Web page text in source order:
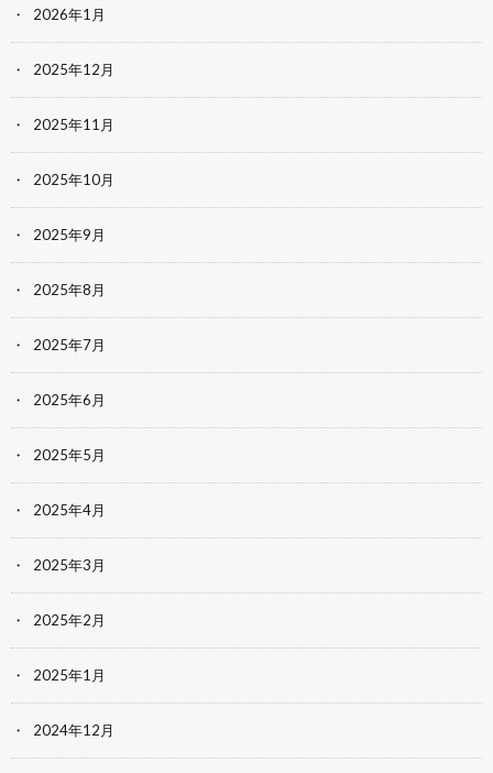
2026年1月
2025年12月
2025年11月
2025年10月
2025年9月
2025年8月
2025年7月
2025年6月
2025年5月
2025年4月
2025年3月
2025年2月
2025年1月
2024年12月